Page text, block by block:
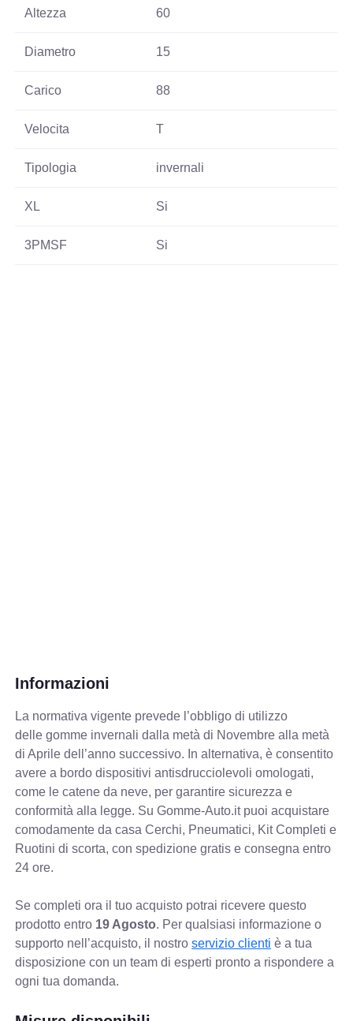
Altezza 60
Diametro 15
Carico 88
Velocita T
Tipologia invernali
XL Si
3PMSF Si
Informazioni
La normativa vigente prevede l’obbligo di utilizzo
delle gomme invernali dalla metà di Novembre alla metà
di Aprile dell’anno successivo. In alternativa, è consentito
avere a bordo dispositivi antisdrucciolevoli omologati,
come le catene da neve, per garantire sicurezza e
conformità alla legge. Su Gomme-Auto.it puoi acquistare
comodamente da casa Cerchi, Pneumatici, Kit Completi e
Ruotini di scorta, con spedizione gratis e consegna entro
24 ore.
Se completi ora il tuo acquisto potrai ricevere questo
prodotto entro 19 Agosto. Per qualsiasi informazione o
supporto nell’acquisto, il nostroservizio clienti è a tua
disposizione con un team di esperti pronto a rispondere a
ogni tua domanda.